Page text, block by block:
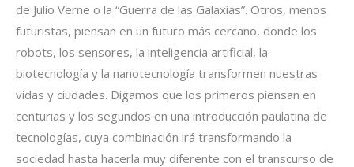
de Julio Verne o la “Guerra de las Galaxias”. Otros, menos
futuristas, piensan en un futuro más cercano, donde los
robots, los sensores, la inteligencia artificial, la
biotecnología y la nanotecnología transformen nuestras
vidas y ciudades. Digamos que los primeros piensan en
centurias y los segundos en una introducción paulatina de
tecnologías, cuya combinación irá transformando la
sociedad hasta hacerla muy diferente con el transcurso de